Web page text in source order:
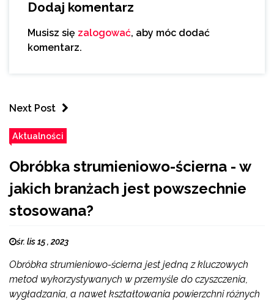
Dodaj komentarz
Musisz się zalogować, aby móc dodać
komentarz.
Next Post
Aktualności
Obróbka strumieniowo-ścierna - w
jakich branżach jest powszechnie
stosowana?
śr. lis 15 , 2023
Obróbka strumieniowo-ścierna jest jedną z kluczowych
metod wykorzystywanych w przemyśle do czyszczenia,
wygładzania, a nawet kształtowania powierzchni różnych